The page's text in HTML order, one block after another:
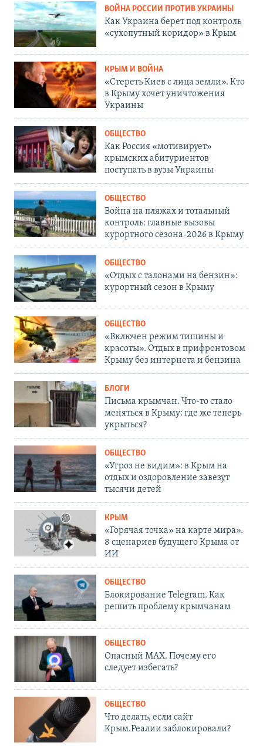
ВОЙНА РОССИИ ПРОТИВ УКРАИНЫ
Как Украина берет под контроль
«сухопутный коридор» в Крым
КРЫМ И ВОЙНА
«Стереть Киев с лица земли». Кто
в Крыму хочет уничтожения
Украины
ОБЩЕСТВО
Как Россия «мотивирует»
крымских абитуриентов
поступать в вузы Украины
ОБЩЕСТВО
Война на пляжах и тотальный
контроль: главные вызовы
курортного сезона-2026 в Крыму
ОБЩЕСТВО
«Отдых с талонами на бензин»:
курортный сезон в Крыму
ОБЩЕСТВО
«Включен режим тишины и
красоты». Отдых в прифронтовом
Крыму без интернета и бензина
БЛОГИ
Письма крымчан. Что-то стало
меняться в Крыму: где же теперь
укрыться?
ОБЩЕСТВО
«Угроз не видим»: в Крым на
отдых и оздоровление завезут
тысячи детей
КРЫМ
«Горячая точка» на карте мира».
8 сценариев будущего Крыма от
ИИ
ОБЩЕСТВО
Блокирование Telegram. Как
решить проблему крымчанам
ОБЩЕСТВО
Опасный MAX. Почему его
следует избегать?
ОБЩЕСТВО
Что делать, если сайт
Крым.Реалии заблокировали?